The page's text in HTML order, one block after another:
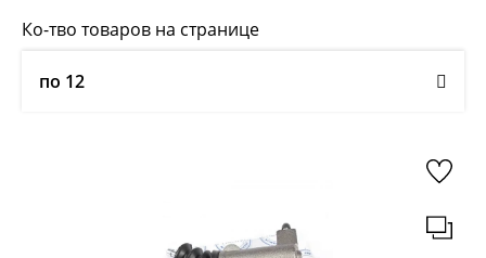
Ко-тво товаров на странице
по 12